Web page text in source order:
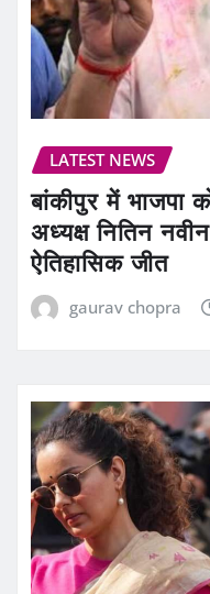
LATEST NEWS
बांकीपुर में भाजपा
अध्यक्ष नितिन
ऐतिहासिक जीत
gaurav chopra